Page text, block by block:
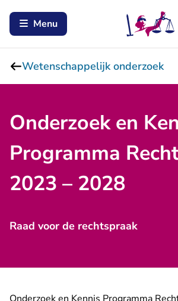
Menu
Wetenschappelijk onderzoek
Onderzoek en
Programma
2023 – 2028
Raad voor de rechtspraak